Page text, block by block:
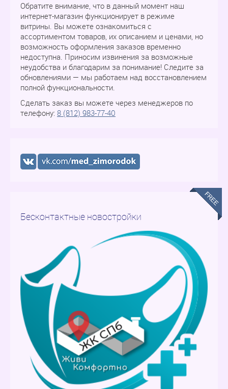
Обратите внимание, что в данный момент наш
интернет-магазин функционирует в режиме
витрины. Вы можете ознакомиться с
ассортиментом товаров, их описанием и ценами, но
возможность оформления заказов временно
недоступна. Приносим извинения за возможные
неудобства и благодарим за понимание! Следите за
обновлениями — мы работаем над восстановлением
полной функциональности.
Сделать заказ вы можете через менеджеров по
телефону: 8 (812) 983-77-40
Бесконтактные новостройки